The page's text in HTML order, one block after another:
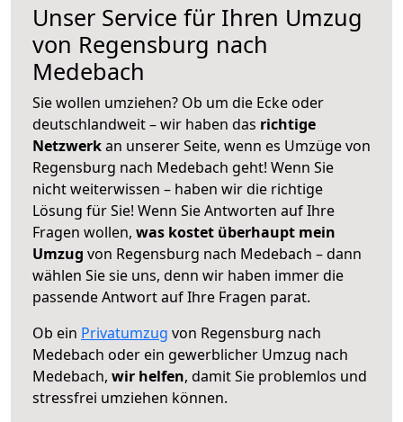
Unser Service für Ihren Umzug
von Regensburg nach
Medebach
Sie wollen umziehen? Ob um die Ecke oder
deutschlandweit – wir haben das richtige
Netzwerkan unserer Seite, wenn es Umzüge von
Regensburg nach Medebach geht! Wenn Sie
nicht weiterwissen – haben wir die richtige
Lösung für Sie! Wenn Sie Antworten auf Ihre
Fragen wollen, was kostet überhaupt mein
Umzug von Regensburg nach Medebach – dann
wählen Sie sie uns, denn wir haben immer die
passende Antwort auf Ihre Fragen parat.
Ob ein Privatumzug von Regensburg nach
Medebach oder ein gewerblicher Umzug nach
Medebach, wir helfen, damit Sie problemlos und
stressfrei umziehen können.